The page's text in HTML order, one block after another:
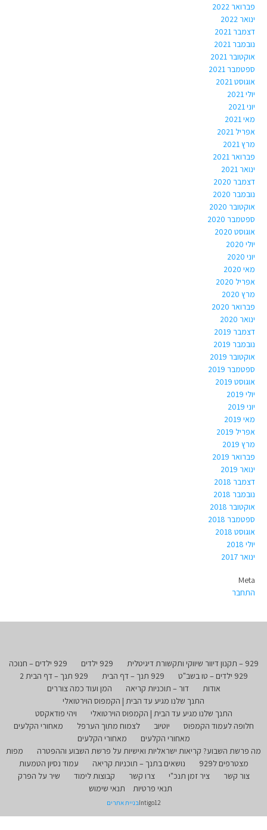
פברואר 2022
ינואר 2022
דצמבר 2021
נובמבר 2021
אוקטובר 2021
ספטמבר 2021
אוגוסט 2021
יולי 2021
יוני 2021
מאי 2021
אפריל 2021
מרץ 2021
פברואר 2021
ינואר 2021
דצמבר 2020
נובמבר 2020
אוקטובר 2020
ספטמבר 2020
אוגוסט 2020
יולי 2020
יוני 2020
מאי 2020
אפריל 2020
מרץ 2020
פברואר 2020
ינואר 2020
דצמבר 2019
נובמבר 2019
אוקטובר 2019
ספטמבר 2019
אוגוסט 2019
יולי 2019
יוני 2019
מאי 2019
אפריל 2019
מרץ 2019
פברואר 2019
ינואר 2019
דצמבר 2018
נובמבר 2018
אוקטובר 2018
ספטמבר 2018
אוגוסט 2018
יולי 2018
ינואר 2017
Meta
התחבר
929 – תקנון דיוור שיווקי ותקשורת דיגיטלית 929 ילדים
929 ילדים – חנוכה
929 ילדים – טו בשב"ט
929 תנך – דף הבית
929 תנך – דף הבית 2
אודות
דור – תוכניות קריאה
המן ועוד כמה צוררים
התנך שלנו מגיע עד הבית | הקמפוס הוירטואלי
התנך שלנו מגיע עד הבית | הקמפוס הוירטואלי
ויהי פודאקסט
חלופה לעמוד הקמפוס
יוטיוב לצמוח מתוך הערפל
מאחורי הקלעים
מאחורי הקלעים
מאחורי הקלעים
מה פרשת השבוע? קריאות ישראליות ואישיות על פרשת השבוע וההפטרה
מפות
מצטרפים ל929
נושאים בתנך – תוכניות קריאה
עמוד נסיון הטמעות
צור קשר
ציר זמן תנכ"י צרו קשר קבוצות לימוד
שיר על הפרק
תנאי פרטיות
תנאי שימוש
Intigo12בניית אתרים